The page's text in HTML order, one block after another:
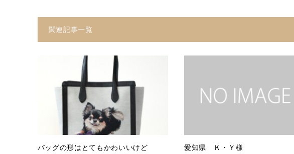
関連記事一覧
バッグの形はとてもかわいいけど
愛知県 Ｋ・Ｙ様